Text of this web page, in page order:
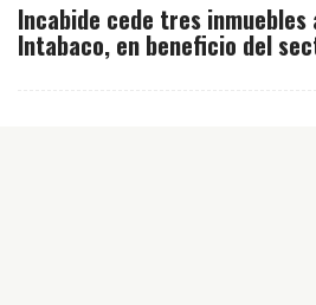
Incabide cede tres
Intabaco, en beneficio del